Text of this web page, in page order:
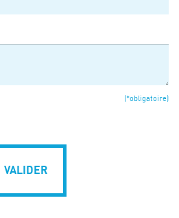
(*obligatoire)
VALIDER